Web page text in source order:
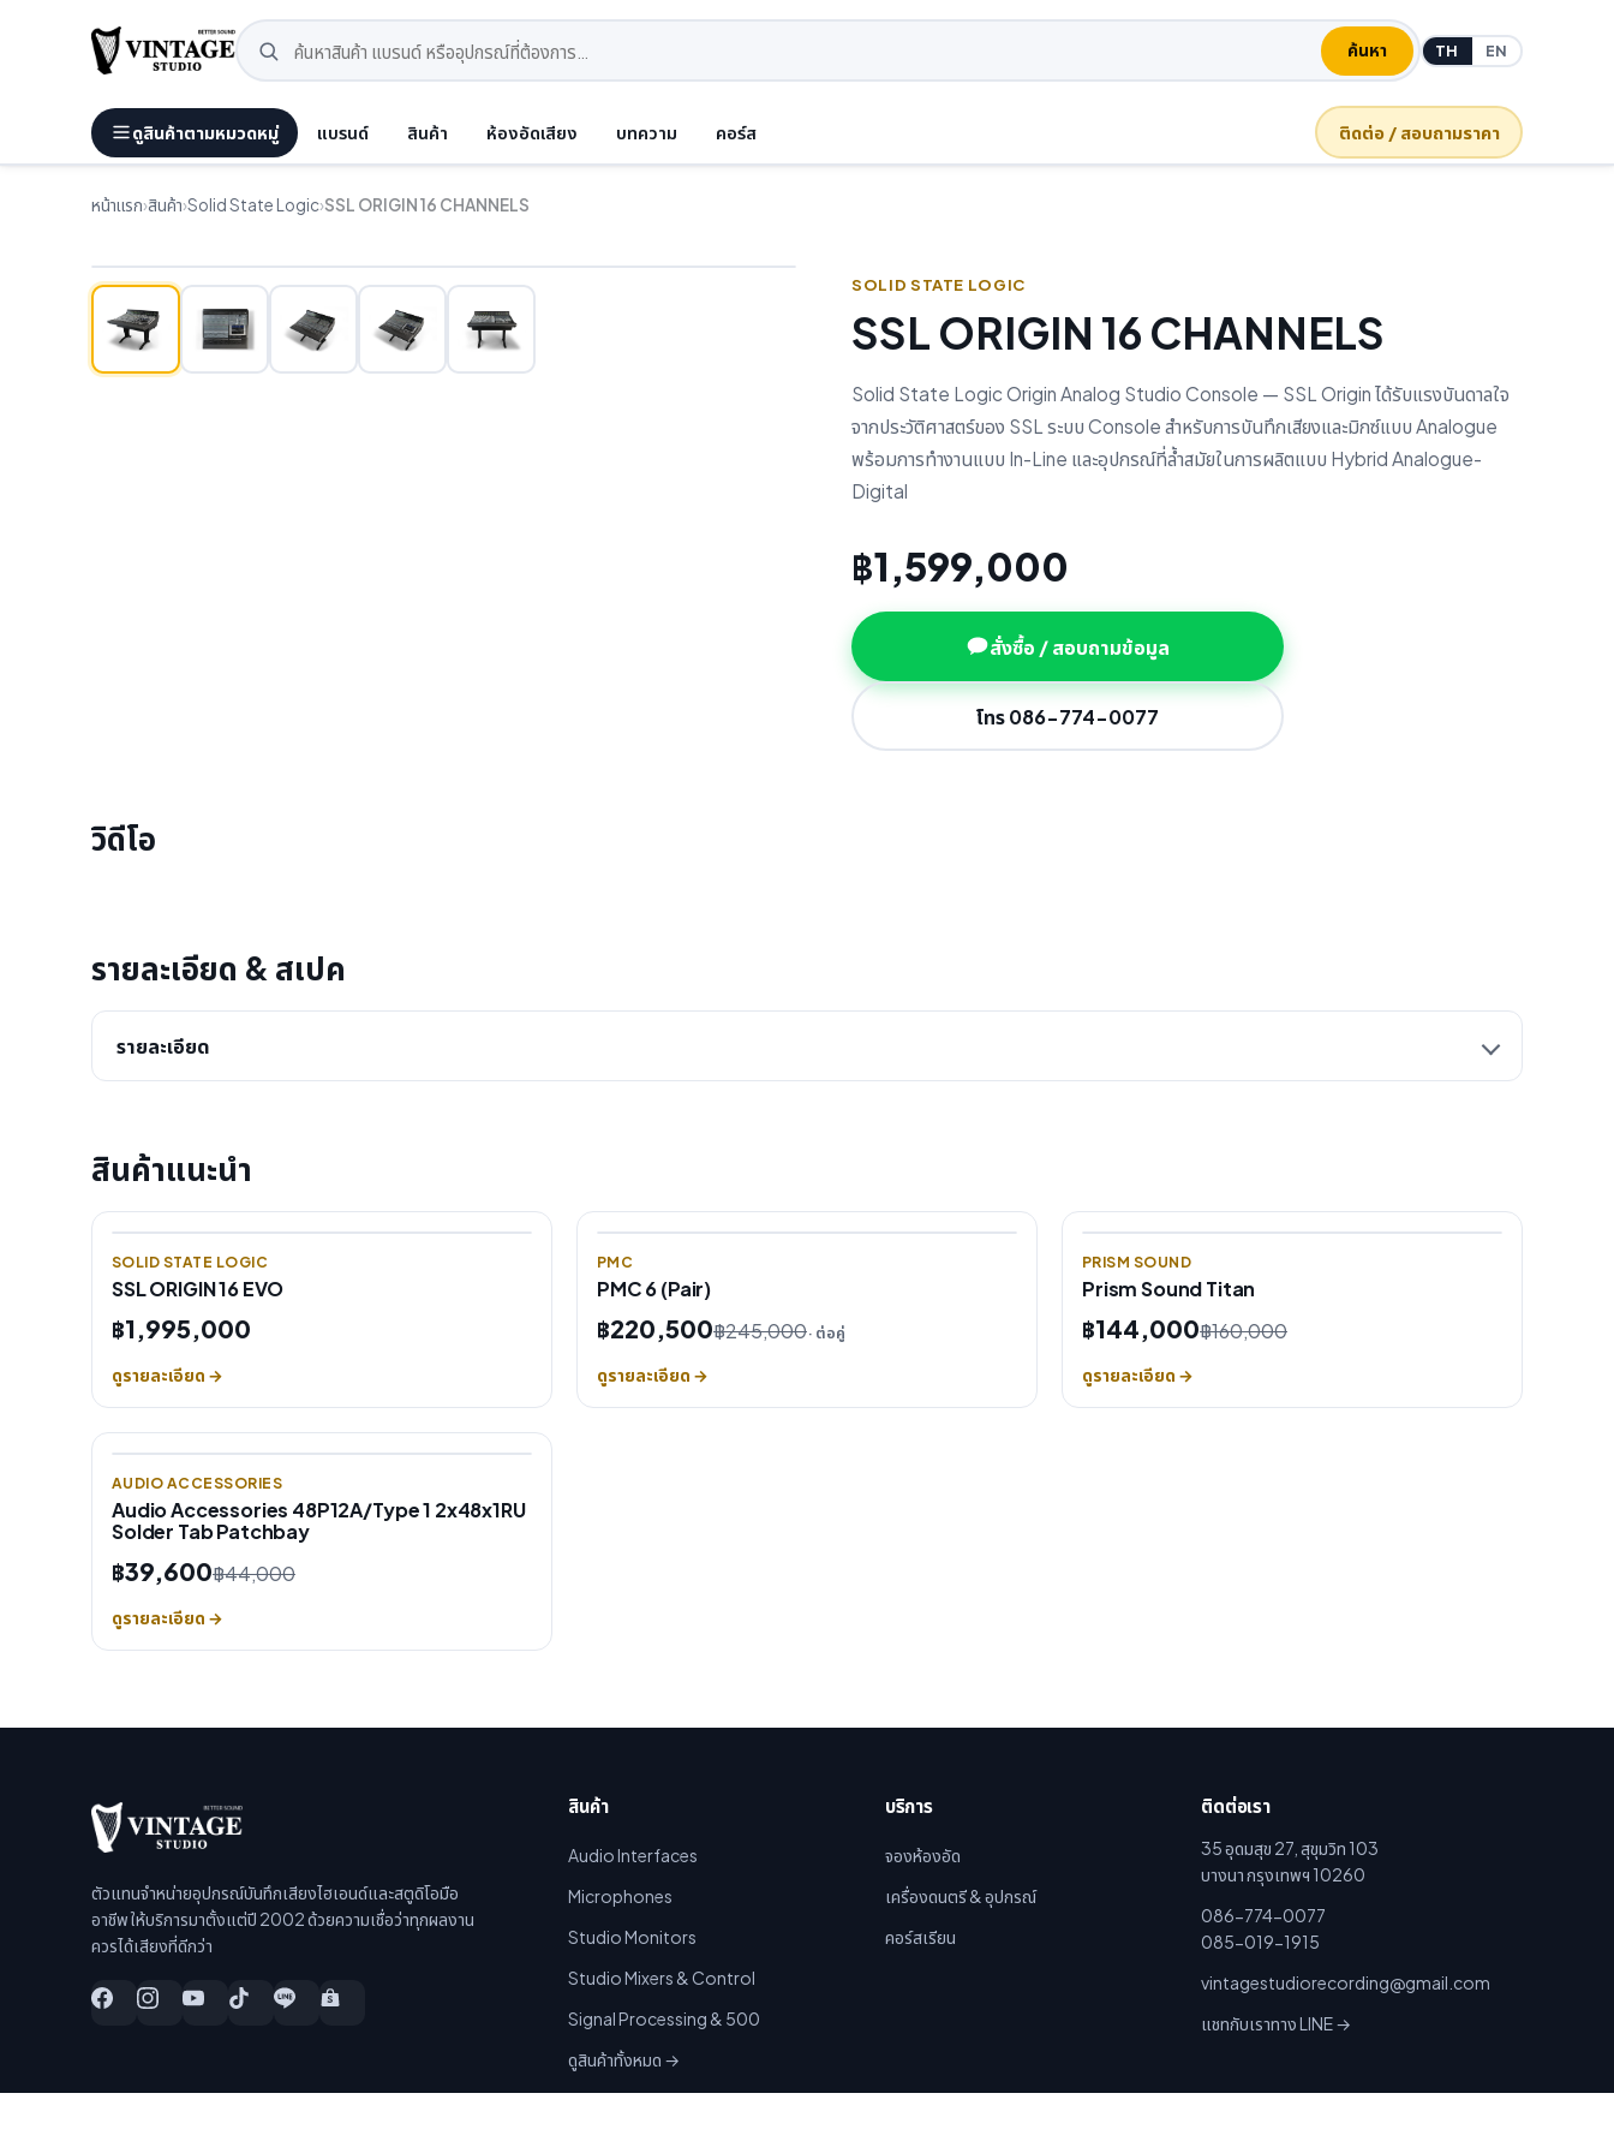
ค้นหา TH EN
ดูสินค้าตามหมวดหมู่ แบรนด์ สินค้า ห้องอัดเสียง บทความ คอร์ส ติดต่อ / สอบถามราคา
หน้าแรก›สินค้า›Solid State Logic›SSL ORIGIN 16 CHANNELS
SOLID STATE LOGIC
SSL ORIGIN 16 CHANNELS
Solid State Logic Origin Analog Studio Console — SSL Origin ได้รับแรงบันดาลใจ
จากประวัติศาสตร์ของ SSL ระบบ Console สำหรับการบันทึกเสียงและมิกซ์แบบ Analogue
พร้อมการทำงานแบบ In-Line และอุปกรณ์ที่ล้ำสมัยในการผลิตแบบ Hybrid Analogue-
Digital
฿1,599,000
สั่งซื้อ / สอบถามข้อมูล
โทร 086-774-0077
วิดีโอ
รายละเอียด & สเปค
รายละเอียด
สินค้าแนะนำ
SOLID STATE LOGIC
SSL ORIGIN 16 EVO
฿1,995,000
ดูรายละเอียด →
PMC
PMC 6 (Pair)
฿220,500฿245,000· ต่อคู่
ดูรายละเอียด →
PRISM SOUND
Prism Sound Titan
฿144,000฿160,000
ดูรายละเอียด →
AUDIO ACCESSORIES
Audio Accessories 48P12A/Type 1 2x48x1RU
Solder Tab Patchbay
฿39,600฿44,000
ดูรายละเอียด →
ตัวแทนจำหน่ายอุปกรณ์บันทึกเสียงไฮเอนด์และสตูดิโอมือ
อาชีพ ให้บริการมาตั้งแต่ปี 2002 ด้วยความเชื่อว่าทุกผลงาน
ควรได้เสียงที่ดีกว่า
สินค้า
Audio Interfaces
Microphones
Studio Monitors
Studio Mixers & Control
Signal Processing & 500
ดูสินค้าทั้งหมด →
บริการ
จองห้องอัด
เครื่องดนตรี & อุปกรณ์
คอร์สเรียน
ติดต่อเรา
35 อุดมสุข 27, สุขุมวิท 103
บางนา กรุงเทพฯ 10260
086-774-0077
085-019-1915
vintagestudiorecording@gmail.com
แชทกับเราทาง LINE →